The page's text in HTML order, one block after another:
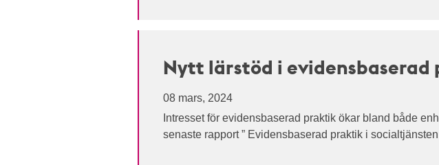
Nytt lärstöd i
08 mars, 2024
Intresset för evidensbaserad praktik ökar bland både
senaste rapport ” Evidensbaserad praktik i